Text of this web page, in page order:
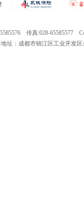
传真:028-65585577
址：成都市锦江区工业开发